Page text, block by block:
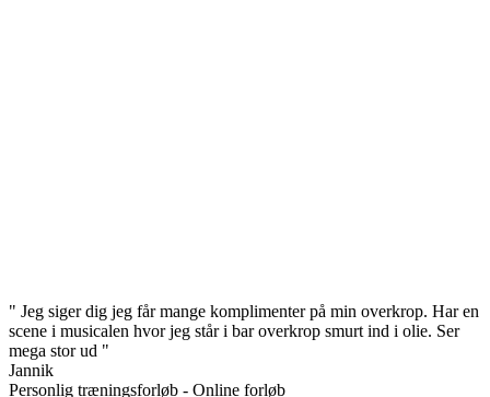
" Jeg siger dig jeg får mange komplimenter på min overkrop. Har en
scene i musicalen hvor jeg står i bar overkrop smurt ind i olie. Ser
mega stor ud "
Jannik
Personlig træningsforløb - Online forløb